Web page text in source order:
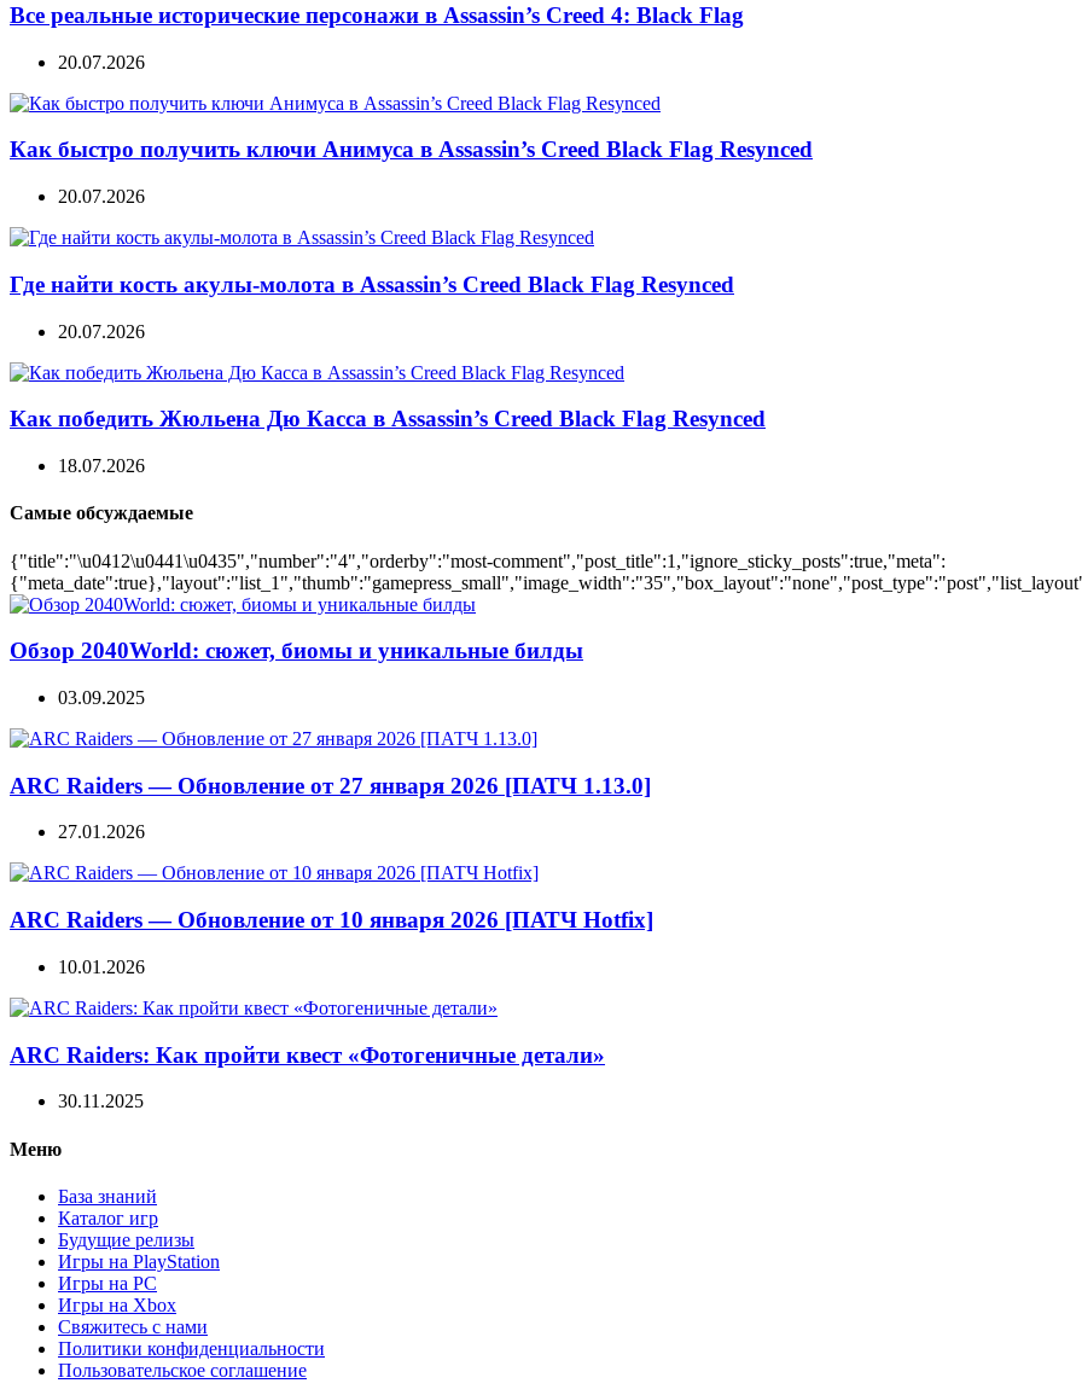
Все реальные исторические персонажи в Assassin’s Creed 4: Black Flag
20.07.2026
Как быстро получить ключи Анимуса в Assassin’s Creed Black Flag Resynced
20.07.2026
Где найти кость акулы-молота в Assassin’s Creed Black Flag Resynced
20.07.2026
Как победить Жюльена Дю Касса в Assassin’s Creed Black Flag Resynced
18.07.2026
Самые обсуждаемые
{"title":"\u0412\u0441\u0435","number":"4","orderby":"most-comment","post_title":1,"ignore_sticky_posts":true,"meta":
Обзор 2040World: сюжет, биомы и уникальные билды
03.09.2025
ARC Raiders — Обновление от 27 января 2026 [ПАТЧ 1.13.0]
27.01.2026
ARC Raiders — Обновление от 10 января 2026 [ПАТЧ Hotfix]
10.01.2026
ARC Raiders: Как пройти квест «Фотогеничные детали»
30.11.2025
Меню
База знаний
Каталог игр
Будущие релизы
Игры на PlayStation
Игры на PC
Игры на Xbox
Свяжитесь с нами
Политики конфиденциальности
Пользовательское соглашение